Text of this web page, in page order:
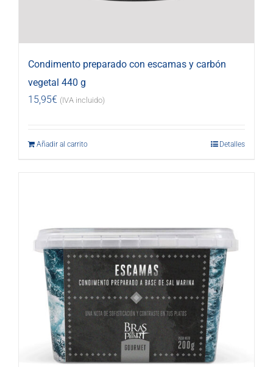
Condimento preparado con escamas y carbón
vegetal 440 g
15,95€ (IVA incluido)
Añadir al carrito Detalles